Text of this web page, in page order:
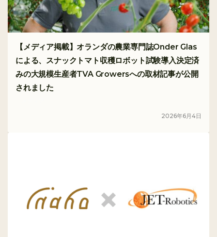
【メディア掲載】オランダの農業専門誌Onder Glas
による、スナックトマト収穫ロボット試験導入決定済
みの大規模生産者TVA Growersへの取材記事が公開
されました
2026年6月4日